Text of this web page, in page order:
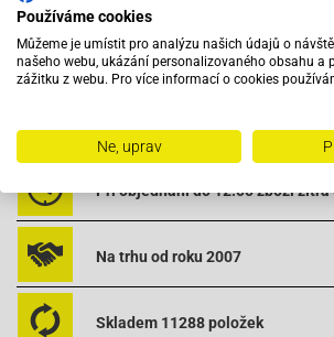
Baja-RT150 4T
Baja-RT150 4T
Baja-SC150 4T
Baja-Suncity SC50 4T VIN LAW / LXKS
Baja-Suncity SC50 4T VIN LWGT
Baotian-BT125T-12C1 B010
Baotian-BT125T-12E1 Rocky
Čítať viac
Při objednání do 12:00 zboží zítra
Na trhu od roku 2007
Skladem 11288 položek
Používáme cookies
Můžeme je umístit pro analýzu našich údajů o
našeho webu, ukázání personalizovaného obsahu a
zážitku z webu. Pro více informací o cookies
Ne, uprav